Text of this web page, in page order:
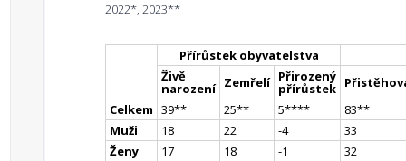
2022*, 2023**
Přírůstek obyvatelstva
Živě
narození Zemřelí Přirozený
přírůstek
Celkem 39** 25** 5**** 83**
Muži
18 22 -4
33
Ženy
17 18 -1
32